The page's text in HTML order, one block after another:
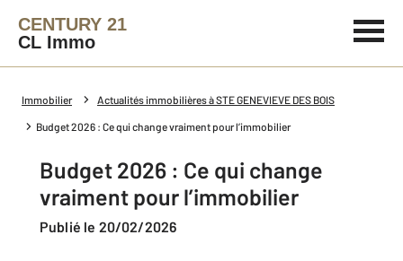
CENTURY 21
CL Immo
Immobilier Actualités immobilières à STE GENEVIEVE DES BOIS
Budget 2026 : Ce qui change vraiment pour l’immobilier
Budget 2026 : Ce qui change
vraiment pour l’immobilier
Publié le 20/02/2026